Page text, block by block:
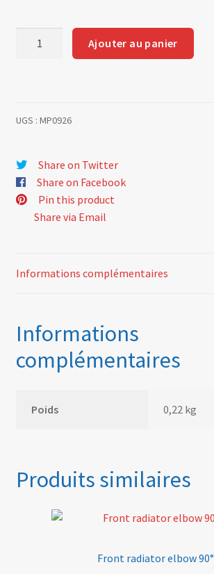
Ajouter au panier
UGS : MP0926
Share on Twitter
Share on Facebook
Pin this product
Share via Email
Informations complémentaires
Informations
complémentaires
Poids 0,22 kg
Produits similaires
Front radiator elbow 90°